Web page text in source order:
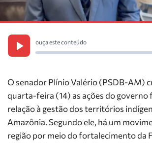
ouça este conteúdo
O senador Plínio Valério (PSDB-AM)
quarta-feira (14) as ações do governo
relação à gestão dos territórios
Amazônia. Segundo ele, há um
região por meio do fortalecimento da